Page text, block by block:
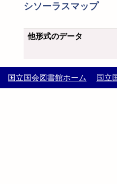
シソーラスマップ
他形式のデータ
国立国会図書館ホーム 国立